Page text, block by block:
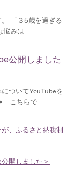
「３5歳を過ぎる
みは ...
公開しました
ついてYouTubeを
こちらで ...
、ふるさと納税制
開しました＞